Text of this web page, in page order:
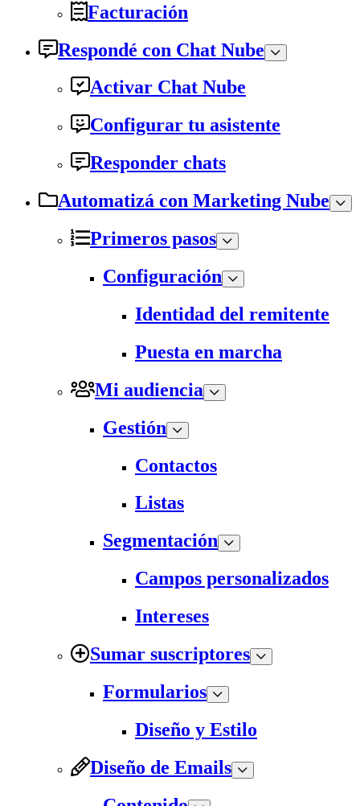
Facturación
Respondé con Chat Nube
Activar Chat Nube
Configurar tu asistente
Responder chats
Automatizá con Marketing Nube
Primeros pasos
Configuración
Identidad del remitente
Puesta en marcha
Mi audiencia
Gestión
Contactos
Listas
Segmentación
Campos personalizados
Intereses
Sumar suscriptores
Formularios
Diseño y Estilo
Diseño de Emails